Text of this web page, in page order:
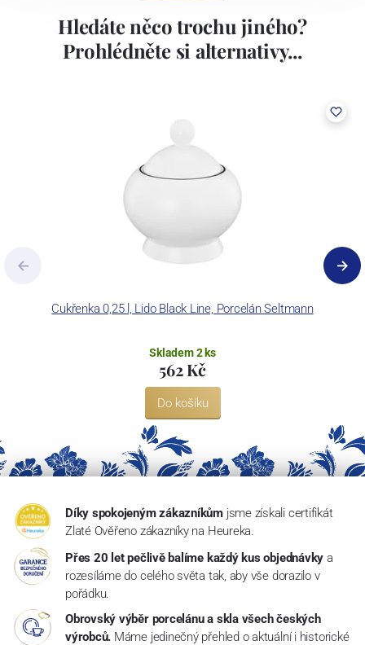
Hledáte něco trochu jiného?
Prohlédněte si alternativy...
Cukřenka 0,25 l, Lido Black Line, Porcelán Seltmann
Skladem 2 ks
562 Kč
Do košíku
Díky spokojeným zákazníkům jsme získali certifikát
Zlaté Ověřeno zákazníky na Heureka.
Přes 20 let pečlivě balíme každý kus objednávky a
rozesíláme do celého světa tak, aby vše dorazilo v
pořádku.
Obrovský výběr porcelánu a skla všech českých
výrobců. Máme jedinečný přehled o aktuální i historické